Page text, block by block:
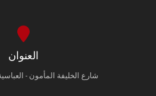
العنوان
شارع الخليفة المأمون -